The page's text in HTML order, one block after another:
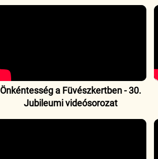
Önkéntesség a Füvészkertben - 30.
Jubileumi videósorozat